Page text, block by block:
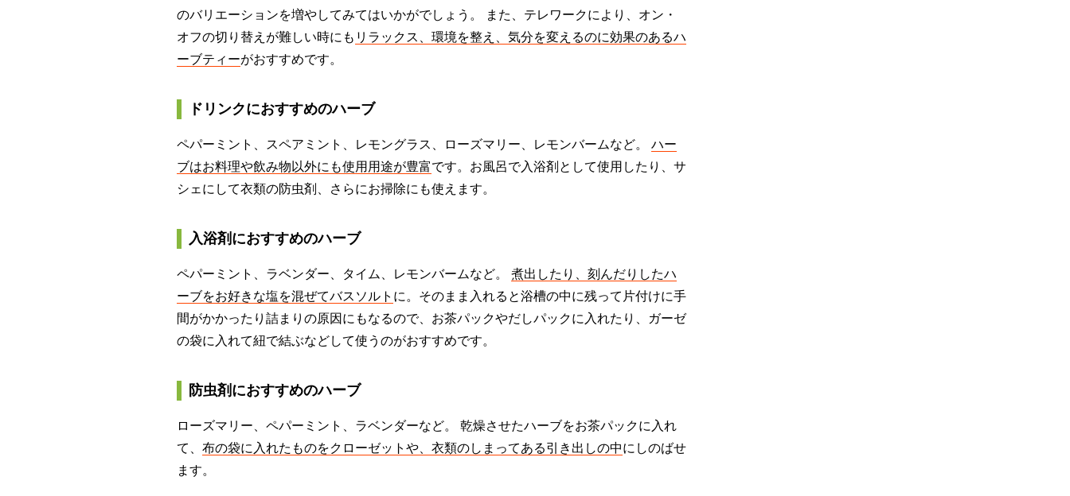
のバリエーションを増やしてみてはいかがでしょう。 また、テレワークにより、オン・
オフの切り替えが難しい時にも リラックス、環境を整え、気分を変えるのに効果のあるハ
ーブティーがおすすめです。
ドリンクにおすすめのハーブ
ペパーミント、スペアミント、レモングラス、ローズマリー、レモンバームなど。 ハー
ブはお料理や飲み物以外にも使用用途が豊富です。お風呂で入浴剤として使用したり、サ
シェにして衣類の防虫剤、さらにお掃除にも使えます。
入浴剤におすすめのハーブ
ペパーミント、ラベンダー、タイム、レモンバームなど。 煮出したり、刻んだりしたハ
ーブをお好きな塩を混ぜてバスソルト に。そのまま入れると浴槽の中に残って片付けに手
間がかかったり詰まりの原因にもなるので、お茶パックやだしパックに入れたり、ガーゼ
の袋に入れて紐で結ぶなどして使うのがおすすめです。
防虫剤におすすめのハーブ
ローズマリー、ペパーミント、ラベンダーなど。 乾燥させたハーブをお茶パックに入れ
て、 布の袋に入れたものをクローゼットや、衣類のしまってある引き出しの中にしのばせ
ます。